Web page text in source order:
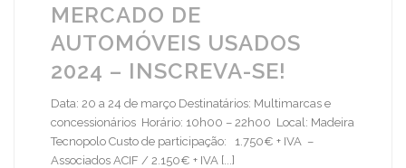
MERCADO DE
AUTOMÓVEIS USADOS
2024 – INSCREVA-SE!
Data: 20 a 24 de março Destinatários: Multimarcas e
concessionários Horário: 10h00 – 22h00 Local: Madeira
Tecnopolo Custo de participação: 1.750€ + IVA –
Associados ACIF / 2.150€ + IVA [...]